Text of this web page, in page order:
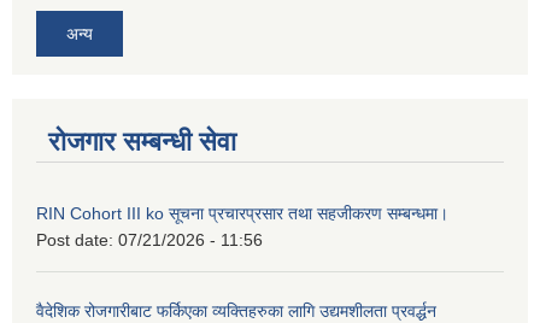
अन्य
रोजगार सम्बन्धी सेवा
RIN Cohort III ko सूचना प्रचारप्रसार तथा सहजीकरण सम्बन्धमा।
Post date: 07/21/2026 - 11:56
वैदेशिक रोजगारीबाट फर्किएका व्यक्तिहरुका लागि उद्यमशीलता प्रवर्द्धन